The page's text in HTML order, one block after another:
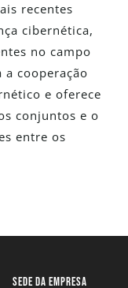
recentes
cibernética,
no campo
a cooperação
e oferece
conjuntos e o
entre os
SEDE DA EMPRESA